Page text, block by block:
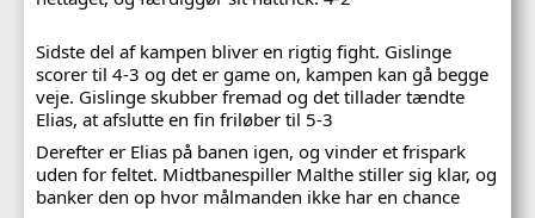
Sidste del af kampen bliver en rigtig fight. Gislinge
scorer til 4-3 og det er game on, kampen kan gå begge
veje. Gislinge skubber fremad og det tillader tændte
Elias, at afslutte en fin friløber til 5-3
Derefter er Elias på banen igen, og vinder et frispark
uden for feltet. Midtbanespiller Malthe stiller sig klar, og
banker den op hvor målmanden ikke har en chance